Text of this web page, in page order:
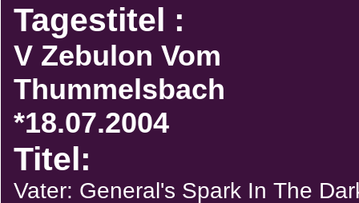
Tagestitel :
V Zebulon Vom
Thummelsbach
*18.07.2004
Titel:
Vater: General's Spark In The